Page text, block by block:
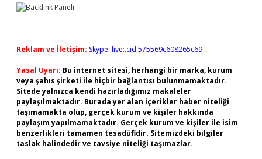
Reklam ve İletişim: Skype: live:.cid.575569c608265c69
Yasal Uyarı: Bu internet sitesi, herhangi bir marka, kurum
veya şahıs şirketi ile hiçbir bağlantısı bulunmamaktadır.
Sitede yalnızca kendi hazırladığımız makaleler
paylaşılmaktadır. Burada yer alan içerikler haber niteliği
taşımamakta olup, gerçek kurum ve kişiler hakkında
paylaşım yapılmamaktadır. Gerçek kurum ve kişiler ile isim
benzerlikleri tamamen tesadüfidir. Sitemizdeki bilgiler
taslak halindedir ve tavsiye niteliği taşımazlar.